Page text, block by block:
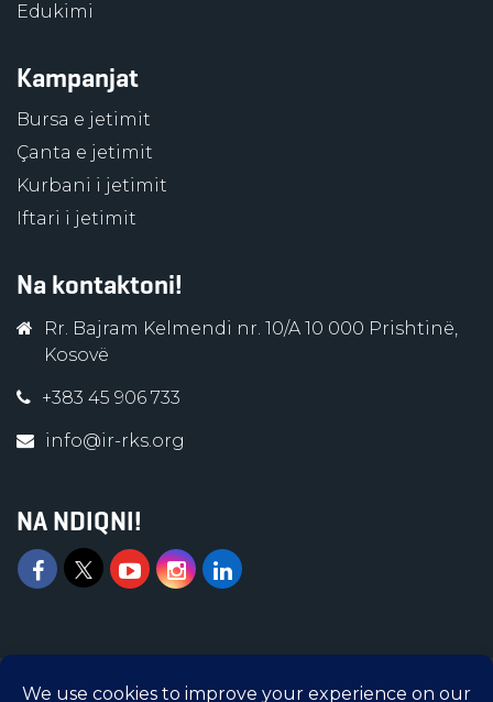
Edukimi
Kampanjat
Bursa e jetimit
Çanta e jetimit
Kurbani i jetimit
Iftari i jetimit
Na kontaktoni!
Rr. Bajram Kelmendi nr. 10/A 10 000 Prishtinë,
Kosovë
+383 45 906 733
info@ir-rks.org
NA NDIQNI!